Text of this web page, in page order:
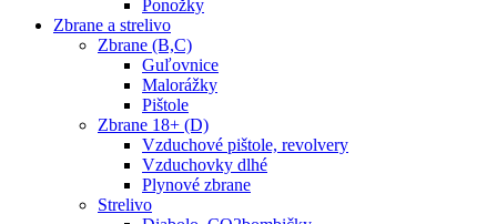
Ponožky
Zbrane a strelivo
Zbrane (B,C)
Guľovnice
Malorážky
Pištole
Zbrane 18+ (D)
Vzduchové pištole, revolvery
Vzduchovky dlhé
Plynové zbrane
Strelivo